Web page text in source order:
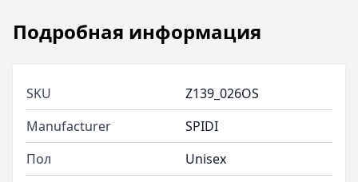
Подробная информация
SKU
Z139_026OS
Manufacturer
SPIDI
Пол
Unisex